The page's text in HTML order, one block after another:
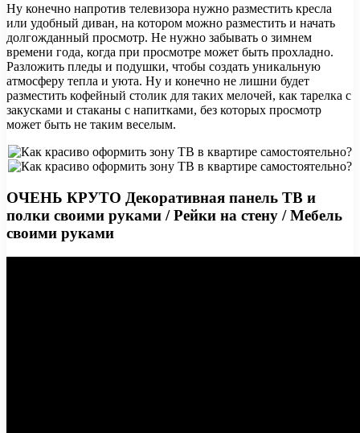
Ну конечно напротив телевизора нужно разместить кресла
или удобный диван, на котором можно разместить и начать
долгожданный просмотр. Не нужно забывать о зимнем
времени года, когда при просмотре может быть прохладно.
Разложить пледы и подушки, чтобы создать уникальную
атмосферу тепла и уюта. Ну и конечно не лишни будет
разместить кофейный столик для таких мелочей, как тарелка с
закусками и стаканы с напитками, без которых просмотр
может быть не таким веселым.
ОЧЕНЬ КРУТО Декоративная панель ТВ и
полки своими руками / Рейки на стену / Мебель
своими руками